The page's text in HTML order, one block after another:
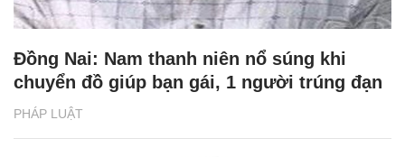
PHÁP LUẬT
Đồng Nai: Nam thanh niên nổ súng khi
chuyển đồ giúp bạn gái, 1 người trúng đạn